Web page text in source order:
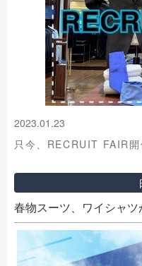
2023.01.23
只今、RECRUIT FAIR開
春物スーツ、ワイシャツ